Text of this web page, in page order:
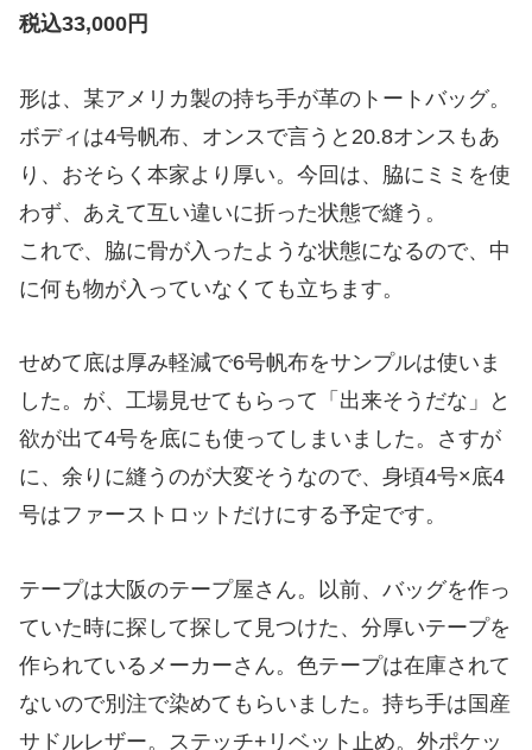
税込33,000円
形は、某アメリカ製の持ち手が革のトートバッグ。
ボディは4号帆布、オンスで言うと20.8オンスもあ
り、おそらく本家より厚い。今回は、脇にミミを使
わず、あえて互い違いに折った状態で縫う。
これで、脇に骨が入ったような状態になるので、中
に何も物が入っていなくても立ちます。
せめて底は厚み軽減で6号帆布をサンプルは使いま
した。が、工場見せてもらって「出来そうだな」と
欲が出て4号を底にも使ってしまいました。さすが
に、余りに縫うのが大変そうなので、身頃4号×底4
号はファーストロットだけにする予定です。
テープは大阪のテープ屋さん。以前、バッグを作っ
ていた時に探して探して見つけた、分厚いテープを
作られているメーカーさん。色テープは在庫されて
ないので別注で染めてもらいました。持ち手は国産
サドルレザー。ステッチ+リベット止め。外ポケッ